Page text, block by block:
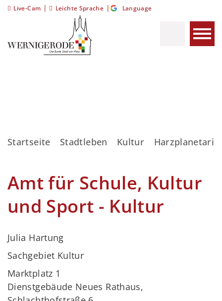
Live-Cam | Leichte Sprache | Language
Startseite Stadtleben Kultur
Amt für Schule, Kultur
und Sport - Kultur
Julia Hartung
Sachgebiet Kultur
Marktplatz 1
Dienstgebäude Neues Rathaus,